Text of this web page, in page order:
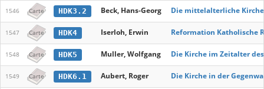
1546 Carte HDK3.2 Beck, Hans-Georg Die mittelalterliche Kirche
1547 Carte HDK4 Iserloh, Erwin Reformation Katholische
1548 Carte HDK5 Muller, Wolfgang Die Kirche im Zeitalter
1549 Carte HDK6.1 Aubert, Roger Die Kirche in der